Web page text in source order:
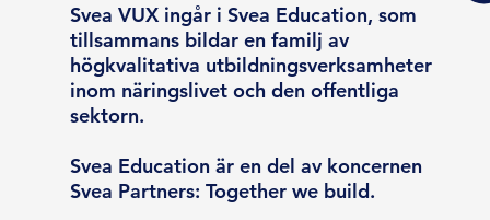
Svea VUX ingår i Svea Education, som
tillsammans bildar en familj av
högkvalitativa utbildningsverksamheter
inom näringslivet och den offentliga
sektorn.
Svea Education är en del av koncernen
Svea Partners: Together we build.